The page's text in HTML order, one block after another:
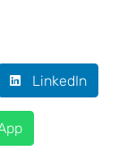
LinkedIn